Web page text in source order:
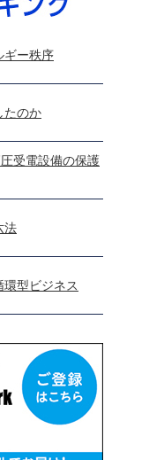
ギー秩序
たのか
受電設備の保護
法
型ビジネス